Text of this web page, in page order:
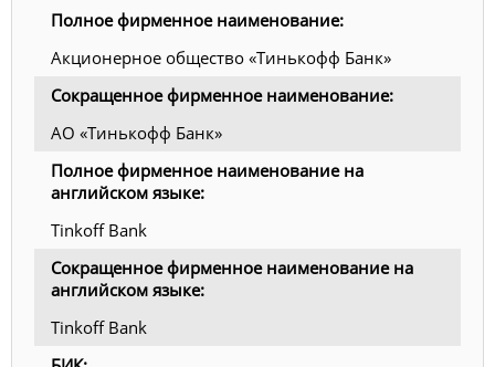
Полное фирменное наименование:
Акционерное общество «Тинькофф Банк»
Сокращенное фирменное наименование:
АО «Тинькофф Банк»
Полное фирменное наименование на
английском языке:
Tinkoff Bank
Сокращенное фирменное наименование на
английском языке:
Tinkoff Bank